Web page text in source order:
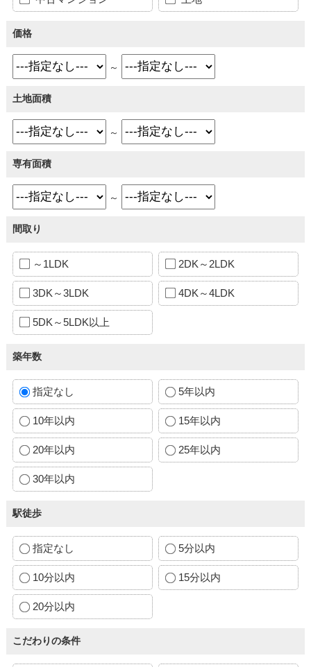
価格
～
土地面積
～
専有面積
～
間取り
～1LDK 2DK～2LDK
3DK～3LDK 4DK～4LDK
5DK～5LDK以上
築年数
指定なし 5年以内
10年以内 15年以内
20年以内 25年以内
30年以内
駅徒歩
指定なし 5分以内
10分以内 15分以内
20分以内
こだわりの条件